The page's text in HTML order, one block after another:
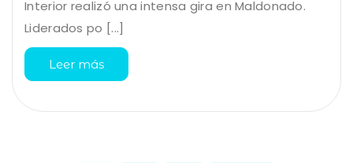
Interior realizó una intensa gira en Maldonado.
Liderados po [...]
Leer más